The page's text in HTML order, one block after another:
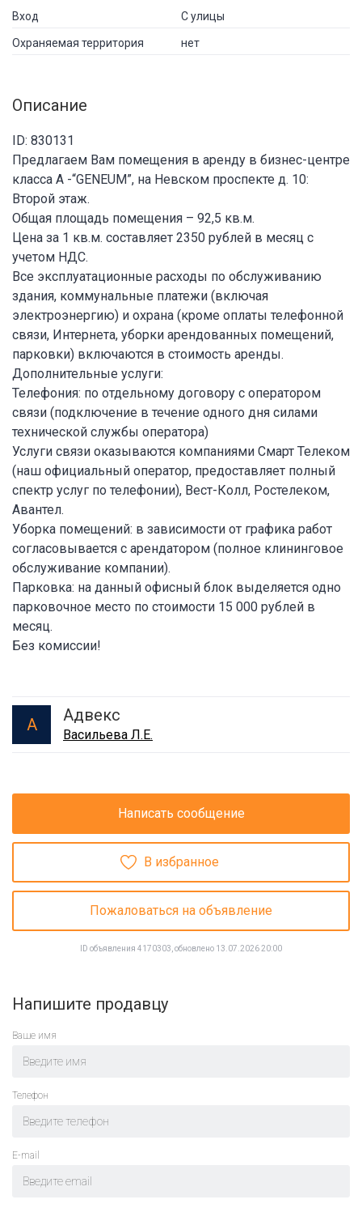
Вход С улицы
Охраняемая территория нет
Описание
ID: 830131
Предлагаем Вам помещения в аренду в бизнес-центре
класса А -“GENEUM”, на Невском проспекте д. 10:
Второй этаж.
Общая площадь помещения – 92,5 кв.м.
Цена за 1 кв.м. составляет 2350 рублей в месяц с
учетом НДС.
Все эксплуатационные расходы по обслуживанию
здания, коммунальные платежи (включая
электроэнергию) и охрана (кроме оплаты телефонной
связи, Интернета, уборки арендованных помещений,
парковки) включаются в стоимость аренды.
Дополнительные услуги:
Телефония: по отдельному договору с оператором
связи (подключение в течение одного дня силами
технической службы оператора)
Услуги связи оказываются компаниями Смарт Телеком
(наш официальный оператор, предоставляет полный
спектр услуг по телефонии), Вест-Колл, Ростелеком,
Авантел.
Уборка помещений: в зависимости от графика работ
согласовывается с арендатором (полное клининговое
обслуживание компании).
Парковка: на данный офисный блок выделяется одно
парковочное место по стоимости 15 000 рублей в
месяц.
Без комиссии!
А Адвекс
Васильева Л.Е.
Написать сообщение
В избранное
Пожаловаться на объявление
ID объявления 4170303, обновлено 13.07.2026 20:00
Напишите продавцу
Ваше имя
Телефон
E-mail